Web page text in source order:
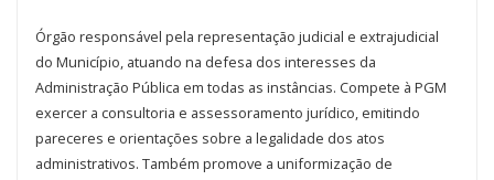
Órgão responsável pela representação judicial e extrajudicial
do Município, atuando na defesa dos interesses da
Administração Pública em todas as instâncias. Compete à PGM
exercer a consultoria e assessoramento jurídico, emitindo
pareceres e orientações sobre a legalidade dos atos
administrativos. Também promove a uniformização de